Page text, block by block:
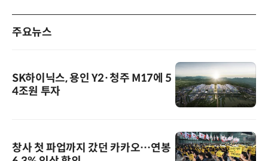
주요뉴스
SK하이닉스, 용인 Y2·청주 M17에 5
4조원 투자
창사 첫 파업까지 갔던 카카오…연봉